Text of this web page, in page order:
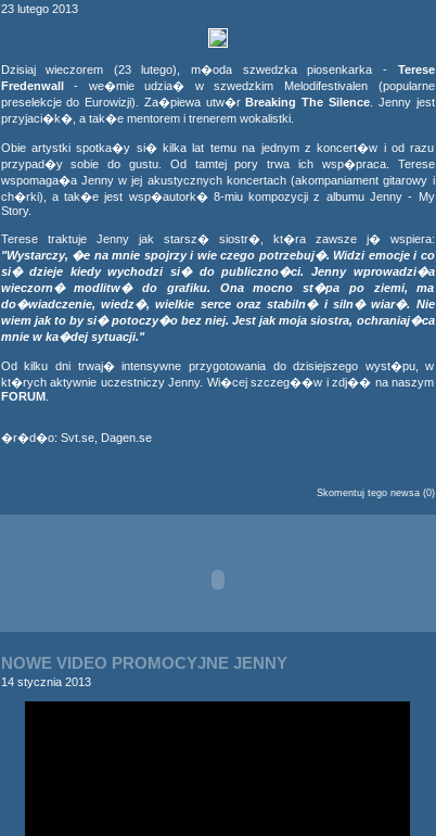
23 lutego 2013
Dzisiaj wieczorem (23 lutego), m�oda szwedzka piosenkarka - Terese
Fredenwall- we�mie udzia� w szwedzkim Melodifestivalen (popularne
preselekcje do Eurowizji). Za�piewa utw�rBreaking The Silence. Jenny jest
przyjaci�k�, a tak�e mentorem i trenerem wokalistki.
Obie artystki spotka�y si� kilka lat temu na jednym z koncert�w i od razu
przypad�y sobie do gustu. Od tamtej pory trwa ich wsp�praca. Terese
wspomaga�a Jenny w jej akustycznych koncertach (akompaniament gitarowy i
ch�rki), a tak�e jest wsp�autork� 8-miu kompozycji z albumu Jenny - My
Story.
Terese traktuje Jenny jak starsz� siostr�, kt�ra zawsze j� wspiera:
"Wystarczy, �e na mnie spojrzy i wie czego potrzebuj�. Widzi emocje i co
si� dzieje kiedy wychodzi si� do publiczno�ci. Jenny wprowadzi�a
wieczorn� modlitw� do grafiku. Ona mocno st�pa po ziemi, ma
do�wiadczenie, wiedz�, wielkie serce oraz stabiln� i siln� wiar�. Nie
wiem jak to by si� potoczy�o bez niej. Jest jak moja siostra, ochraniaj�ca
mnie w ka�dej sytuacji."
Od kilku dni trwaj� intensywne przygotowania do dzisiejszego wyst�pu, w
kt�rych aktywnie uczestniczy Jenny. Wi�cej szczeg��w i zdj�� na naszym
FORUM.
�r�d�o: Svt.se, Dagen.se
Skomentuj tego newsa (0)
NOWE VIDEO PROMOCYJNE JENNY
14 stycznia 2013